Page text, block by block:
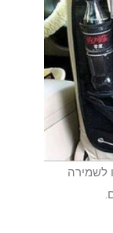
לשמירה